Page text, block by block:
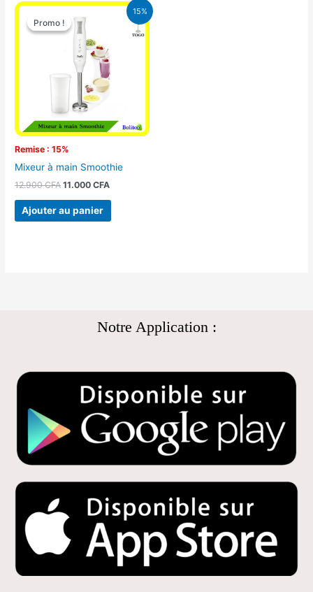
15%
Promo !
Remise : 15%
Promo !
Mixeur à main Smoothie
12.900CFA
Le
prix
initial
était :
12.900 CFA.
11.000CFA
Le
Ajouter au panier
Notre Application :